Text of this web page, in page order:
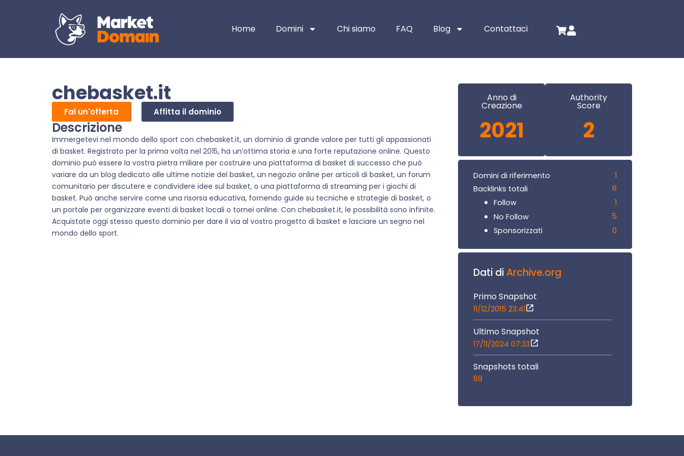
Home Domini Chi siamo FAQ Blog Contattaci
chebasket.it
Fai un'offerta Affitta il dominio
Descrizione
Immergetevi nel mondo dello sport con chebasket.it, un dominio di grande valore per tutti gli appassionati
di basket. Registrato per la prima volta nel 2015, ha un’ottima storia e una forte reputazione online. Questo
dominio può essere la vostra pietra miliare per costruire una piattaforma di basket di successo che può
variare da un blog dedicato alle ultime notizie del basket, un negozio online per articoli di basket, un forum
comunitario per discutere e condividere idee sul basket, o una piattaforma di streaming per i giochi di
basket. Può anche servire come una risorsa educativa, fornendo guide su tecniche e strategie di basket, o
un portale per organizzare eventi di basket locali o tornei online. Con chebasket.it, le possibilità sono infinite.
Acquistate oggi stesso questo dominio per dare il via al vostro progetto di basket e lasciare un segno nel
mondo dello sport.
Anno di
Creazione
2021
Authority
Score
2
Domini di riferimento
1
Backlinks totali
6
Follow
1
No Follow
5
Sponsorizzati
0
Dati diArchive.org
Primo Snapshot
11/12/2015 23:41
Ultimo Snapshot
17/11/2024 07:33
Snapshots totali
69